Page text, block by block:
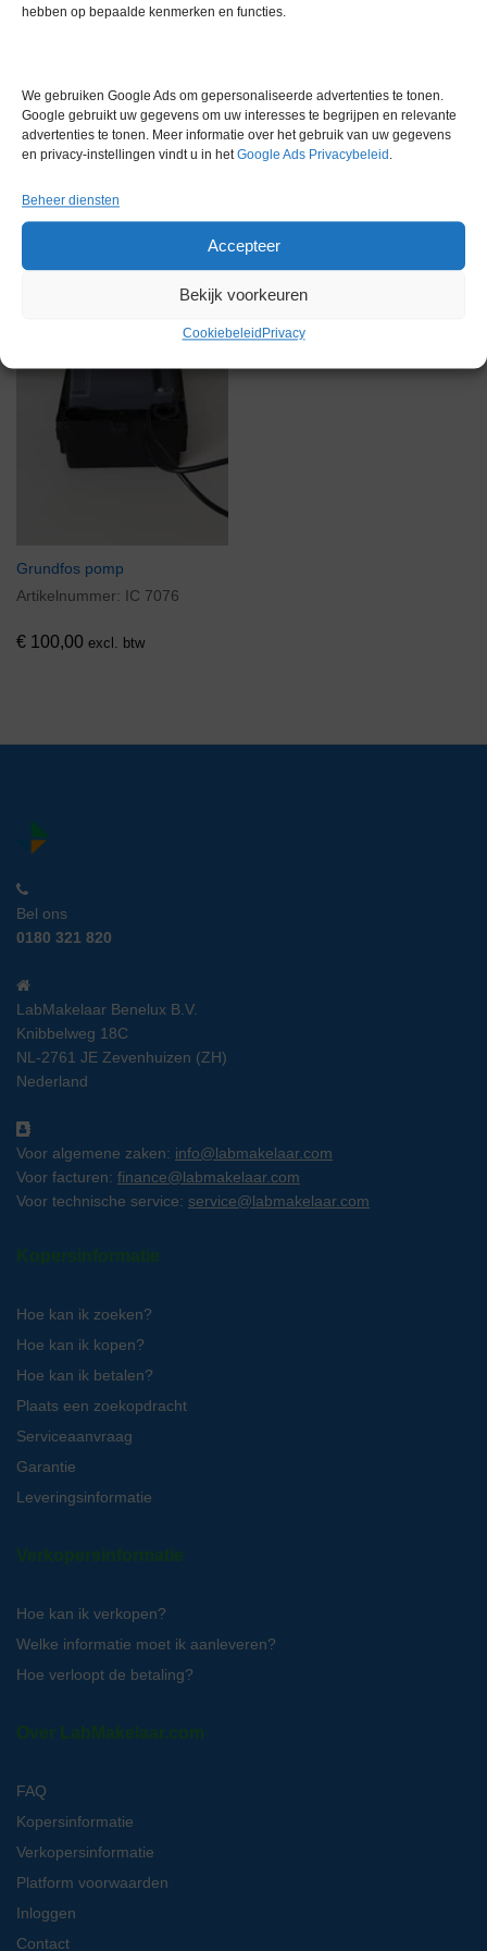
hebben op bepaalde kenmerken en functies.
We gebruiken Google Ads om gepersonaliseerde advertenties te tonen.
Google gebruikt uw gegevens om uw interesses te begrijpen en relevante
advertenties te tonen. Meer informatie over het gebruik van uw gegevens
en privacy-instellingen vindt u in hetGoogle Ads Privacybeleid .
Beheer diensten
Accepteer
Bekijk voorkeuren
Cookiebeleid Privacy
Gerelateerde producten
Voorraad
Grundfos pomp
Artikelnummer: IC 7076
€ 100,00 excl. btw
Bel ons
0180 321 820
LabMakelaar Benelux B.V.
Knibbelweg 18C
NL-2761 JE Zevenhuizen (ZH)
Nederland
Voor algemene zaken: info@labmakelaar.com
Voor facturen: finance@labmakelaar.com
Voor technische service: service@labmakelaar.com
Kopersinformatie
Hoe kan ik zoeken?
Hoe kan ik kopen?
Hoe kan ik betalen?
Plaats een zoekopdracht
Serviceaanvraag
Garantie
Leveringsinformatie
Verkopersinformatie
Hoe kan ik verkopen?
Welke informatie moet ik aanleveren?
Hoe verloopt de betaling?
Over LabMakelaar.com
FAQ
Kopersinformatie
Verkopersinformatie
Platform voorwaarden
Inloggen
Contact